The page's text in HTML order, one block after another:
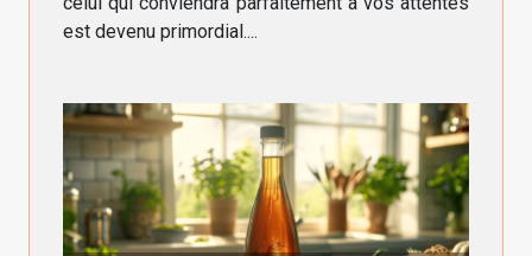
est devenu primordial....